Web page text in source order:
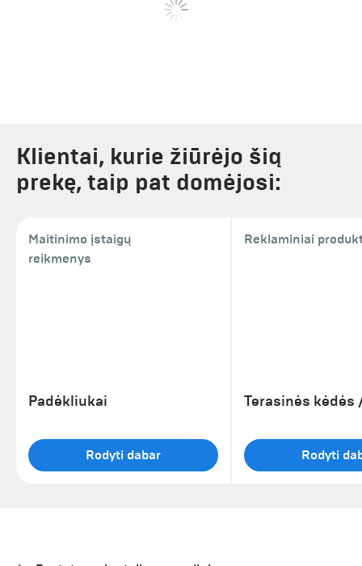
Klientai, kurie žiūrėjo šią
prekę, taip pat domėjosi:
Maitinimo įstaigų
reikmenys
Padėkliukai
Rodyti dabar
Reklaminiai
Terasinės kėdės
Rodyti